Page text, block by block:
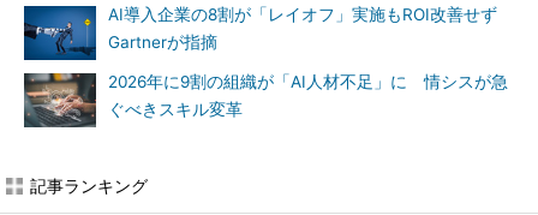
AI導入企業の8割が「レイオフ」実施もROI改善せず
Gartnerが指摘
2026年に9割の組織が「AI人材不足」に 情シスが急
ぐべきスキル変革
記事ランキング